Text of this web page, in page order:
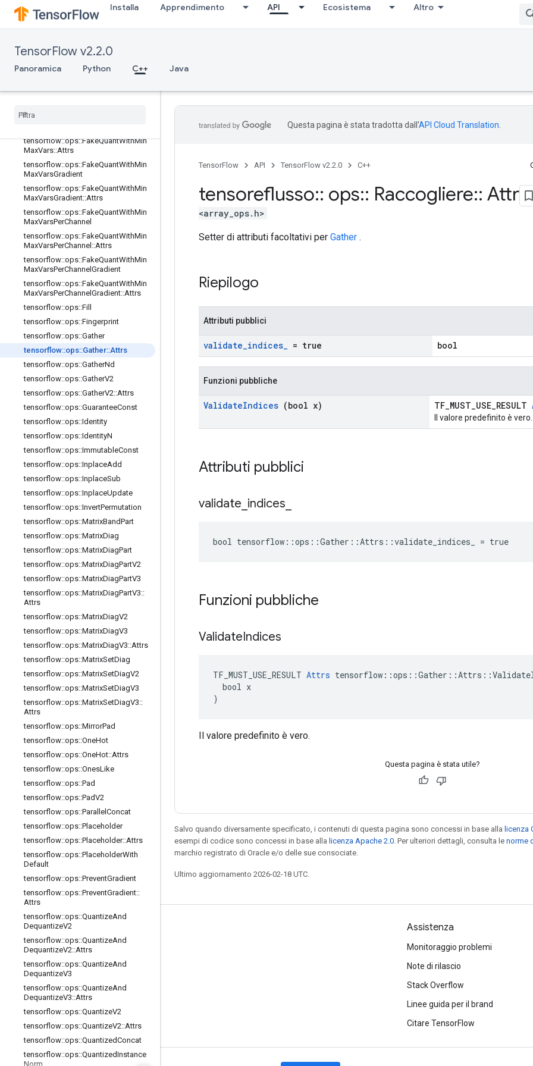
Installa Apprendimento API Ecosistema Altro
TensorFlow v2.2.0
Panoramica Python C++ Java
es
tensorflow::ops::FakeQuantWithMin
MaxArgs
tensorflow::ops::FakeQuantWithMin
MaxArgs::Attrs
tensorflow::ops::FakeQuantWithMin
tensorflow::ops::FakeQuantWithMin
tensorflow
tensorflow::ops::FakeQuantWithMin
MaxVars::Attrs
tensorflow::ops::FakeQuantWithMin
MaxVarsGradient
tensorflow::ops::FakeQuantWithMin
MaxVarsGradient::Attrs
tensorflow::ops::FakeQuantWithMin
MaxVarsPerChannel
tensorflow::ops::FakeQuantWithMin
MaxVarsPerChannel ::Attrs
tensorflow::ops::FakeQuantWithMin
MaxVarsPerChannel Gradient
tensorflow::ops::FakeQuantWithMin
MaxVarsPerChannel Gradient::Attrs
tensorflow::ops::Fill
tensorflow::ops::Fingerprint
tensorflow::ops::Gather
tensorflow::ops::Gather::Attrs
tensorflow::ops::GatherNd
tensorflow::ops::GatherV2
tensorflow::ops::GatherV2::Attrs
tensorflow::ops::GuaranteeConst
tensorflow::ops::Identity
tensorflow::ops::IdentityN
tensorflow::ops::ImmutableConst
tensorflow::ops::InplaceAdd
tensorflow::ops::InplaceSub
tensorflow::ops::InplaceUpdate
tensorflow::ops::InvertPermutation
tensorflow::ops::MatrixBandPart
tensorflow::ops::MatrixDiag
tensorflow::ops::MatrixDiagPart
tensorflow::ops::MatrixDiagPartV2
tensorflow::ops::MatrixDiagPartV3
tensorflow::ops::MatrixDiagPartV3::
Attrs
tensorflow::ops::MatrixDiagV2
tensorflow::ops::MatrixDiagV3
tensorflow::ops::MatrixDiagV3::Attrs
tensorflow::ops::MatrixSetDiag
tensorflow::ops::MatrixSetDiagV2
tensorflow::ops::MatrixSetDiagV3
tensorflow::ops::MatrixSetDiagV3::
Attrs
tensorflow::ops::MirrorPad
tensorflow::ops::OneHot
tensorflow::ops::OneHot::Attrs
tensorflow::ops::OnesLike
tensorflow::ops::Pad
tensorflow::ops::PadV2
tensorflow::ops::Parallel Concat
tensorflow::ops::Placeholder
tensorflow::ops::Placeholder::Attrs
tensorflow::ops::PlaceholderWith
Default
tensorflow::ops::PreventGradient
tensorflow::ops::PreventGradient::
Attrs
tensorflow::ops::QuantizeAnd
DequantizeV2
tensorflow::ops::QuantizeAnd
DequantizeV2::Attrs
tensorflow::ops::QuantizeAnd
DequantizeV3
tensorflow::ops::QuantizeAnd
DequantizeV3::Attrs
tensorflow::ops::QuantizeV2
tensorflow::ops::QuantizeV2::Attrs
tensorflow::ops::QuantizedConcat
tensorflow::ops::QuantizedInstance
Norm
Questa pagina è stata tradotta dall'API Cloud Translation
TensorFlow API TensorFlow v2.2.0 C++
tensoreflusso:: ops:: Raccogliere:: Attr
<array_ops.h>
Setter di attributi facoltativi per Gather .
Riepilogo
Attributi pubblici
validate_indices_ = true bool
Funzioni pubbliche
ValidateIndices (bool x) TF_MUST_USE_RESULT
Il valore predefinito è vero.
Attributi pubblici
validate indices
bool tensorflow::ops::Gather::Attrs::validate_indices_ = true
Funzioni pubbliche
ValidateIndices
TF_MUST_USE_RESULT Attrs
  bool x
)
Il valore predefinito è vero.
Questa pagina è stata utile?
Salvo quando diversamente specificato, i contenuti di questa pagina sono concessi in base alla licenza
esempi di codice sono concessi in base alla licenza Apache 2.0 . Per ulteriori dettagli, consulta le norme
marchio registrato di Oracle e/o delle sue consociate.
Ultimo aggiornamento 2026-02-18 UTC.
Resta connesso
Blog
Forum
GitHub
Twitter
YouTube
Assistenza
Monitoraggio problemi
Note di rilascio
Stack Overflow
Linee guida per il brand
Citare TensorFlow